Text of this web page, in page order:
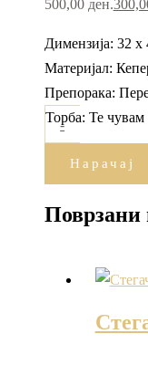
500,00 ден.
Димензија: 32 x
Материјал:
Препорака:
-
Торба: Te
Нарачај
Поврзани